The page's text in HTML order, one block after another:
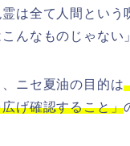
霊は全て人間という
んなものじゃない」
ニセ夏油の目的は
げ確認すること」